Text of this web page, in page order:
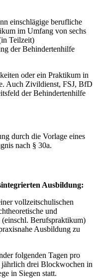
einschlägige berufliche
im Umfang von sechs
Teilzeit)
der Behindertenhilfe
oder ein Praktikum in
Auch Zivildienst, FSJ, BfD
der Behindertenhilfe
durch die Vorlage eines
nach § 30a.
Ausbildung:
vollzeitschulischen
und
Berufspraktikum)
Ausbildung zu
folgenden Tagen pro
drei Blockwochen in
in Siegen statt.